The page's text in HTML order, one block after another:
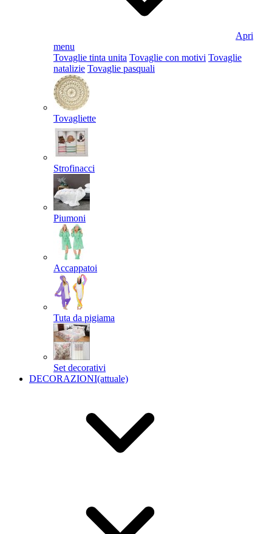
Apri
menu
Tovaglie tinta unita Tovaglie con motivi Tovaglie
natalizie Tovaglie pasquali
Tovagliette
Strofinacci
Piumoni
Accappatoi
Tuta da pigiama
Set decorativi
DECORAZIONI(attuale)